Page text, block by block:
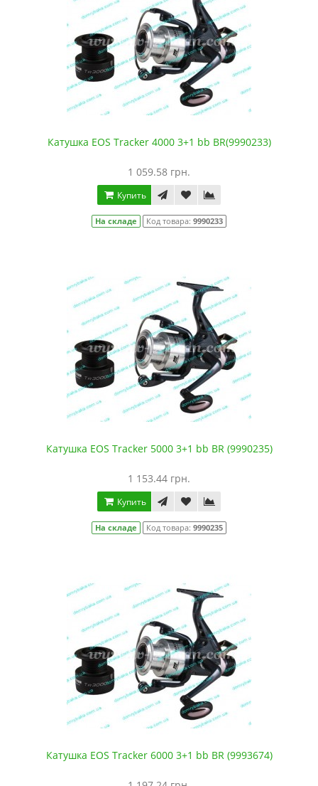
Катушка EOS Tracker 4000 3+1 bb BR(9990233)
1 059.58 грн.
Купить
На складе Код товара: 9990233
Катушка EOS Tracker 5000 3+1 bb BR (9990235)
1 153.44 грн.
Купить
На складе Код товара: 9990235
Катушка EOS Tracker 6000 3+1 bb BR (9993674)